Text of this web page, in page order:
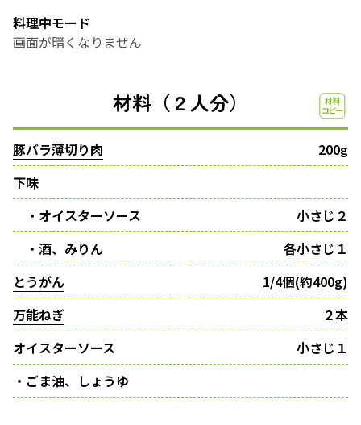
料理中モード
画面が暗くなりません
材料（２人分）
豚バラ薄切り肉
200g
下味
・オイスターソース
小さじ２
・酒、みりん
各小さじ１
とうがん
1/4個(約400g)
万能ねぎ
２本
オイスターソース
小さじ１
・ごま油、しょうゆ